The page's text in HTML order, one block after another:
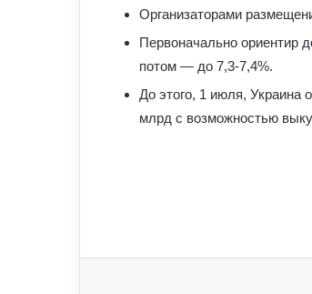
Организаторами
Первоначально ориентир
потом — до 7,3-7,4%.
До этого, 1 июля, Украина
млрд с возможностью